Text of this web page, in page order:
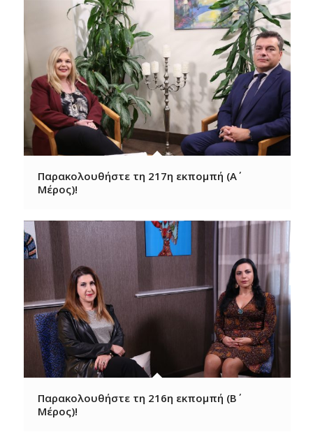
Παρακολουθήστε τη 217η εκπομπή (Α΄
Μέρος)!
Παρακολουθήστε τη 216η εκπομπή (Β΄
Μέρος)!